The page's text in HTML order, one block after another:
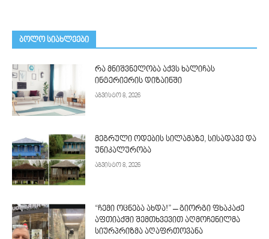
ᲑᲝᲚᲝ ᲡᲘᲐᲮᲚᲔᲔᲑᲘ
რა მნიშვნელობა აქვს ხალიჩას
ინტერიერის დიზაინში
აგვისტო 8, 2026
მეგრული ოდების სილამაზე, სისადავე და
უნიკალურობა
აგვისტო 8, 2026
“ჩემი ოცნება ახდა!” – გიორგი ფხაკაძე
აფთიაქში შემთხვევით აღმოჩენილმა
სიურპრიზმა აღაფრთოვანა